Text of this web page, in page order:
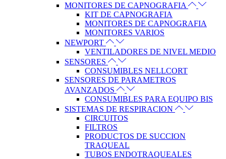
MONITORES DE CAPNOGRAFIA
KIT DE CAPNOGRAFIA
MONITORES DE CAPNOGRAFIA
MONITORES VARIOS
NEWPORT
VENTILADORES DE NIVEL MEDIO
SENSORES
CONSUMIBLES NELLCORT
SENSORES DE PARAMETROS
AVANZADOS
CONSUMIBLES PARA EQUIPO BIS
SISTEMAS DE RESPIRACION
CIRCUITOS
FILTROS
PRODUCTOS DE SUCCION
TRAQUEAL
TUBOS ENDOTRAQUEALES